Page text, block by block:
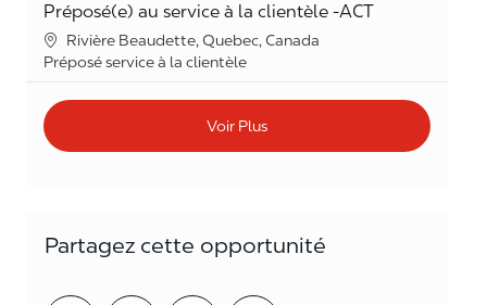
Préposé(e) au service à la clientèle -ACT
LieuRivière Beaudette, Quebec, Canada
Catégorie
Préposé service à la clientèle
Voir Plus
Partagez cette opportunité